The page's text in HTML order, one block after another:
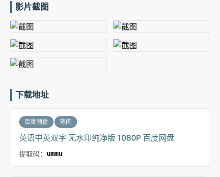
影片截图
下载地址
百度网盘 熟肉
英语中英双字 无水印纯净版 1080P 百度网盘
提取码： ummu